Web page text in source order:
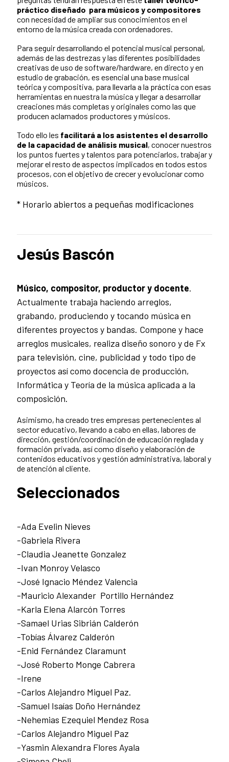
práctico diseñado para músicos y compositores
con necesidad de ampliar sus conocimientos en el
entorno de la música creada con ordenadores.
Para seguir desarrollando el potencial musical personal,
además de las destrezas y las diferentes posibilidades
creativas de uso de software/hardware, en directo y en
estudio de grabación, es esencial una base musical
teórica y compositiva, para llevarla a la práctica con esas
herramientas en nuestra la música y llegar a desarrollar
creaciones más completas y originales como las que
producen aclamados productores y músicos.
Todo ello les facilitará a los asistentes el desarrollo
de la capacidad de análisis musical, conocer nuestros
los puntos fuertes y talentos para potenciarlos, trabajar y
mejorar el resto de aspectos implicados en todos estos
procesos, con el objetivo de crecer y evolucionar como
músicos.
* Horario abiertos a pequeñas modificaciones
Jesús Bascón
Músico, compositor, productor y docente.
Actualmente trabaja haciendo arreglos,
grabando, produciendo y tocando música en
diferentes proyectos y bandas. Compone y hace
arreglos musicales, realiza diseño sonoro y de Fx
para televisión, cine, publicidad y todo tipo de
proyectos así como docencia de producción,
Informática y Teoría de la música aplicada a la
composición.
Asimismo, ha creado tres empresas pertenecientes al
sector educativo, llevando a cabo en ellas, labores de
dirección, gestión/coordinación de educación reglada y
formación privada, así como diseño y elaboración de
contenidos educativos y gestión administrativa, laboral y
de atención al cliente.
Seleccionados
-Ada Evelin Nieves
-Gabriela Rivera
-Claudia Jeanette Gonzalez
-Ivan Monroy Velasco
-José Ignacio Méndez Valencia
-Mauricio Alexander Portillo Hernández
-Karla Elena Alarcón Torres
-Samael Urias Sibrián Calderón
-Tobías Álvarez Calderón
-Enid Fernández Claramunt
-José Roberto Monge Cabrera
-Irene
-Carlos Alejandro Miguel Paz.
-Samuel Isaías Doño Hernández
-Nehemias Ezequiel Mendez Rosa
-Carlos Alejandro Miguel Paz
-Yasmin Alexandra Flores Ayala